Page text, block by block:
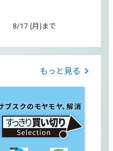
8/17 (月)まで
もっと見る